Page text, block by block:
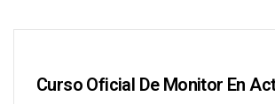
Curso Oficial De Monitor En